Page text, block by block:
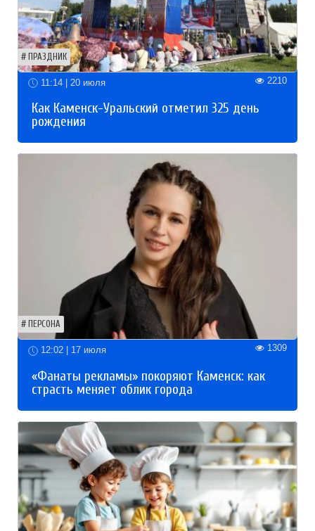
ПРАЗДНИК
11:14 | 20 июля 2210
Как Каменск-Уральский отметил 325 день
рождения
ПЕРСОНА
12:02 | 17 июля 1309
«Фанаты рекламы» покоряют Каменск: как
страсть меняет облик города